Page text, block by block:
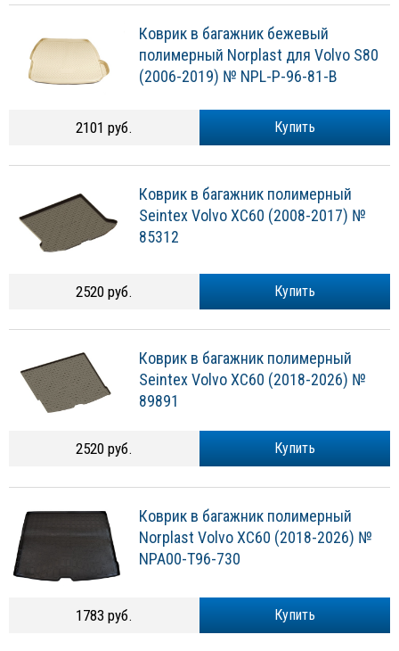
Коврик в багажник бежевый
полимерный Norplast для Volvo S80
(2006-2019) № NPL-P-96-81-B
2101 руб.
Коврик в багажник полимерный
Seintex Volvo XC60 (2008-2017) №
2520 руб.
Коврик в багажник полимерный
Seintex Volvo XC60 (2018-2026) №
Купить
Коврик в багажник полимерный
Norplast Volvo XC60 (2018-2026) №
Купить